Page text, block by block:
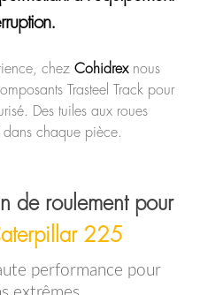
chez Cohidrexnous
Trasteel Track pour
Des tuiles aux roues
dans chaque pièce.
de roulement pour
225
performance pour